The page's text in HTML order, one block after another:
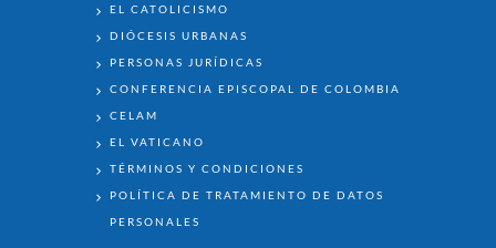
EL CATOLICISMO
DIÓCESIS URBANAS
PERSONAS JURÍDICAS
CONFERENCIA EPISCOPAL DE COLOMBIA
CELAM
EL VATICANO
TÉRMINOS Y CONDICIONES
POLÍTICA DE TRATAMIENTO DE DATOS
PERSONALES